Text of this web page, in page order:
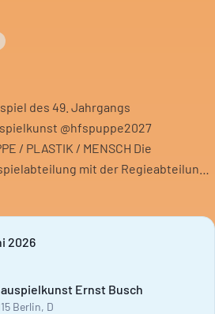
des 49. Jahrgangs
@hfspuppe2027
/ PLASTIK / MENSCH Die
mit der Regieabteilung
Busch und der
2026
Ernst Busch
Berlin, D